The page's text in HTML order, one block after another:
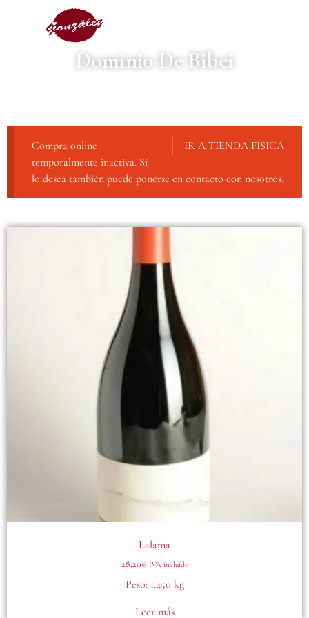
Dominio De Bibei
IR A TIENDA FÍSICA
Compra online
temporalmente inactiva. Si
lo desea también puede ponerse en contacto con nosotros.
Lalama
28,20€ IVA incluído
Peso:1.450 kg
Leer más